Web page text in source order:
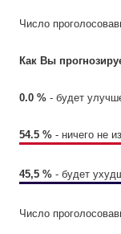
Число
Как Вы
0.0 % - будет
54.5 % - ничего не
45,5 % - будет
Число